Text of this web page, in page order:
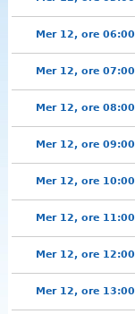
Mer 12, ore 06:00
Mer 12, ore 07:00
Mer 12, ore 08:00
Mer 12, ore 09:00
Mer 12, ore 10:00
Mer 12, ore 11:00
Mer 12, ore 12:00
Mer 12, ore 13:00